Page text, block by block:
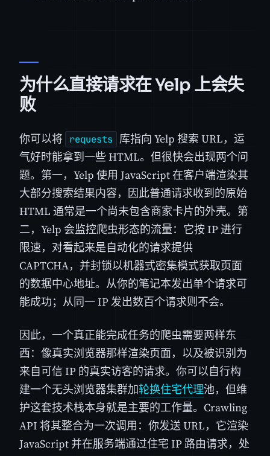
为什么直接请求在 Yelp 上会失
败
你可以将 requests
库指向 Yelp 搜索 URL，运
气好时能拿到一些 HTML。但很快会出现两个问
题。第一，Yelp 使用 JavaScript 在客户端渲染其
大部分搜索结果内容，因此普通请求收到的原始
HTML 通常是一个尚未包含商家卡片的外壳。第
二，Yelp 会监控爬虫形态的流量：它按 IP 进行
限速，对看起来是自动化的请求提供
CAPTCHA，并封锁以机器式密集模式获取页面
的数据中心地址。从你的笔记本发出单个请求可
能成功；从同一 IP 发出数百个请求则不会。
因此，一个真正能完成任务的爬虫需要两样东
西：像真实浏览器那样渲染页面，以及被识别为
来自可信 IP 的真实访客的请求。你可以自行构
建一个无头浏览器集群加轮换住宅代理池，但维
护这套技术栈本身就是主要的工作量。Crawling
API 将其整合为一次调用：你发送 URL，它渲染
JavaScript 并在服务端通过住宅 IP 路由请求，处